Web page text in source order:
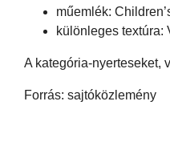
műemlék:
különleges textúra:
A kategória-nyerteseket,
Forrás: sajtóközlemény